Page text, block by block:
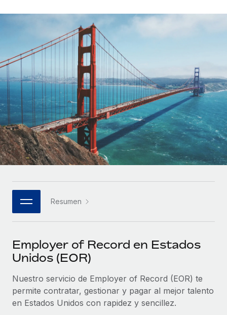
Externaliza tareas laborales complejas.
INFRAESTRUCTURA
Conexión Remote
Integra los RR. HH. en tus flujos de trabajo sin
complicaciones.
Plataforma
Funciones esenciales de RR. HH. integradas para tu
equipo.
mediante nuestro MCP.
Integraciones
esenciales.
SERVICIOS
Pregunta a un experto
Obtén ayuda de gente experta en RR. HH. globales
ETAPAS DE CRECIMIENTO
Startups
Soluciones ágiles de RR. HH. globales y nóminas para
empresas en crecimiento.
Mediana empresa
Amplía tu equipo con soluciones de RR. HH.
personalizadas.
Empresa
RR. HH. globales para grandes empresas.
ASOCIARSE
Socios tecnológicos estratégicos
Descubre oportunidades de colaborar con nosotros.
Remote Build
Próximamente
Consultoría de integraciones y automatización con IA.
CASOS PRÁCTICOS
autónomos globales.
APRENDIZAJE CON REMOTE
Guías y recursos
Casos prácticos
Glosario de RR. HH.
Listas de verificación y plantillas
Biblioteca de descripciones de puestos
Eventos
Sala de prensa
Centro de información
Obtén ayuda
Consulta todos los recursos
Español
Italiano
Português (Portugal)
日本語
한국어
中文（简体）
Resumen
Employer of Record en Estados
Unidos (EOR)
Nuestro servicio de Employer of Record (EOR) te
permite contratar, gestionar y pagar al mejor talento
en Estados Unidos con rapidez y sencillez.